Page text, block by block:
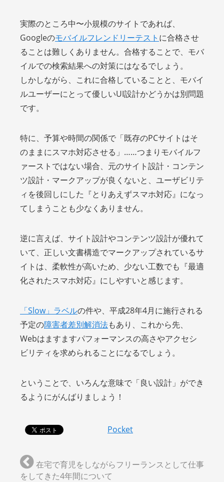
実際のところ中〜小規模のサイトであれば、
Googleのモバイルフレンドリーテスト に合格させ
ることは難しくありません。合格することで、モバ
イルでの検索結果への対策にはなるでしょう。
しかしながら、これに合格していることと、モバイ
ルユーザーにとって優しいUI設計かどうかは別問題
です。
特に、予算や時間の関係で「既存のPCサイトはそ
のままにスマホ対応させる」……つまりモバイルフ
ァーストではない場合、元のサイト設計・コンテン
ツ設計・マークアップが良くないと、ユーザビリテ
ィを後回しにした『とりあえずスマホ対応』になっ
てしまうことも少なくありません。
逆に言えば、サイト設計やコンテンツ設計が優れて
いて、正しい文書構造でマークアップされているサ
イトは、柔軟性が高いため、少ない工数でも『最適
化されたスマホ対応』にしやすいと感じます。
「Slow」ラベルの件や、平成28年4月に施行される
予定の障害者差別解消法もあり、これから先、
Webはますますパフォーマンスの高さやアクセシ
ビリティを求められることになるでしょう。
ということで、いろんな意味で「良い設計」ができ
るようにがんばりましょう！
Pocket
在宅で育児をしながらフリーランスとして仕事
をしてきた4年間について